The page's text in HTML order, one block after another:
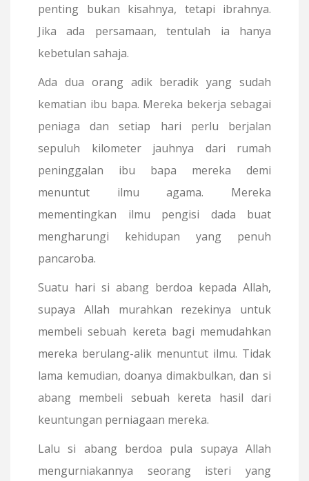
penting bukan kisahnya, tetapi ibrahnya.
Jika ada persamaan, tentulah ia hanya
kebetulan sahaja.
Ada dua orang adik beradik yang sudah
kematian ibu bapa. Mereka bekerja sebagai
peniaga dan setiap hari perlu berjalan
sepuluh kilometer jauhnya dari rumah
peninggalan ibu bapa mereka demi
menuntut ilmu agama. Mereka
mementingkan ilmu pengisi dada buat
mengharungi kehidupan yang penuh
pancaroba.
Suatu hari si abang berdoa kepada Allah,
supaya Allah murahkan rezekinya untuk
membeli sebuah kereta bagi memudahkan
mereka berulang-alik menuntut ilmu. Tidak
lama kemudian, doanya dimakbulkan, dan si
abang membeli sebuah kereta hasil dari
keuntungan perniagaan mereka.
Lalu si abang berdoa pula supaya Allah
mengurniakannya seorang isteri yang